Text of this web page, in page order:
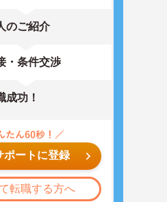
のご紹介
・条件交渉
成功！
ポートに登録
転職する方へ